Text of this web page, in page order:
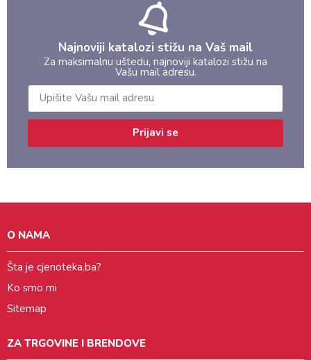
Najnoviji katalozi stižu na Vaš mail
Za maksimalnu uštedu, najnoviji katalozi stižu na
Vašu mail adresu.
Prijavi se
O NAMA
Šta je cjenoteka.ba?
Ko smo mi
Sitemap
ZA TRGOVINE I BRENDOVE